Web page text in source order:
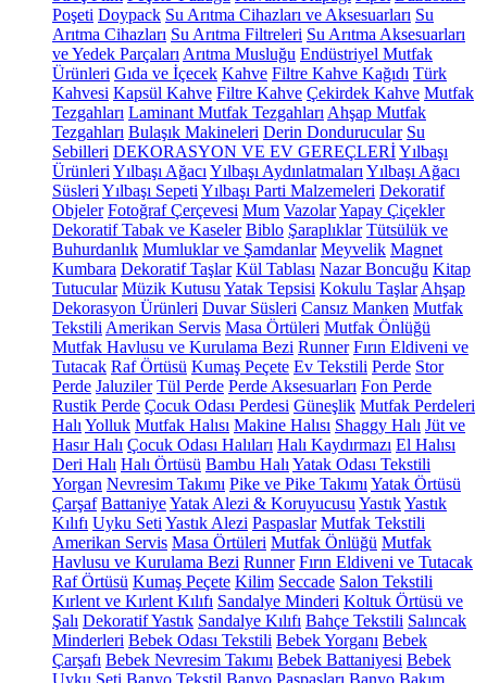
Poşeti Doypack Su Arıtma Cihazları ve Aksesuarları Su
Arıtma Cihazları Su Arıtma Filtreleri Su Arıtma Aksesuarları
ve Yedek Parçaları Arıtma Musluğu Endüstriyel Mutfak
Ürünleri Gıda ve İçecek Kahve Filtre Kahve Kağıdı Türk
Kahvesi Kapsül Kahve Filtre Kahve Çekirdek Kahve Mutfak
Tezgahları Laminant Mutfak Tezgahları Ahşap Mutfak
Tezgahları Bulaşık Makineleri Derin Dondurucular Su
Sebilleri DEKORASYON VE EV GEREÇLERİYılbaşı
Ürünleri Yılbaşı Ağacı Yılbaşı Aydınlatmaları Yılbaşı Ağacı
Süsleri Yılbaşı Sepeti Yılbaşı Parti Malzemeleri Dekoratif
Objeler Fotoğraf Çerçevesi Mum VazolarYapay Çiçekler
Dekoratif Tabak ve Kaseler Biblo Şaraplıklar Tütsülük ve
Buhurdanlık Mumluklar ve Şamdanlar Meyvelik Magnet
Kumbara Dekoratif Taşlar Kül Tablası Nazar Boncuğu Kitap
Tutucular Müzik Kutusu Yatak Tepsisi Kokulu Taşlar Ahşap
Dekorasyon Ürünleri Duvar Süsleri Cansız Manken Mutfak
Tekstili Amerikan Servis Masa Örtüleri Mutfak Önlüğü
Mutfak Havlusu ve Kurulama Bezi Runner Fırın Eldiveni ve
Tutacak Raf Örtüsü Kumaş Peçete Ev Tekstili Perde Stor
Perde Jaluziler Tül Perde Perde Aksesuarları Fon Perde
Rustik Perde Çocuk Odası Perdesi Güneşlik Mutfak Perdeleri
Halı Yolluk Mutfak Halısı Makine Halısı Shaggy Halı Jüt ve
Hasır Halı Çocuk Odası Halıları Halı Kaydırmazı El Halısı
Deri Halı Halı Örtüsü Bambu Halı Yatak Odası Tekstili
Yorgan Nevresim Takımı Pike ve Pike Takımı Yatak Örtüsü
Çarşaf BattaniyeYatak Alezi & Koruyucusu YastıkYastık
Kılıfı Uyku Seti Yastık Alezi Paspaslar Mutfak Tekstili
Amerikan Servis Masa Örtüleri Mutfak Önlüğü Mutfak
Havlusu ve Kurulama Bezi Runner Fırın Eldiveni ve Tutacak
Raf Örtüsü Kumaş Peçete Kilim Seccade Salon Tekstili
Kırlent ve Kırlent Kılıfı Sandalye Minderi Koltuk Örtüsü ve
Şalı Dekoratif Yastık Sandalye Kılıfı Bahçe Tekstili Salıncak
Minderleri Bebek Odası Tekstili Bebek Yorganı Bebek
Çarşafı Bebek Nevresim Takımı Bebek Battaniyesi Bebek
Uyku Seti Banyo Tekstil Banyo Paspasları Banyo Bakım